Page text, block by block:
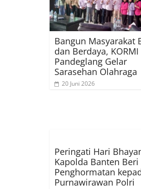
Bangun Masyarakat
dan Berdaya, KORMI
Pandeglang Gelar
Sarasehan Olahraga
20 Juni 2026
Peringati Hari
Kapolda Banten Beri
Penghormatan
Purnawirawan Polri